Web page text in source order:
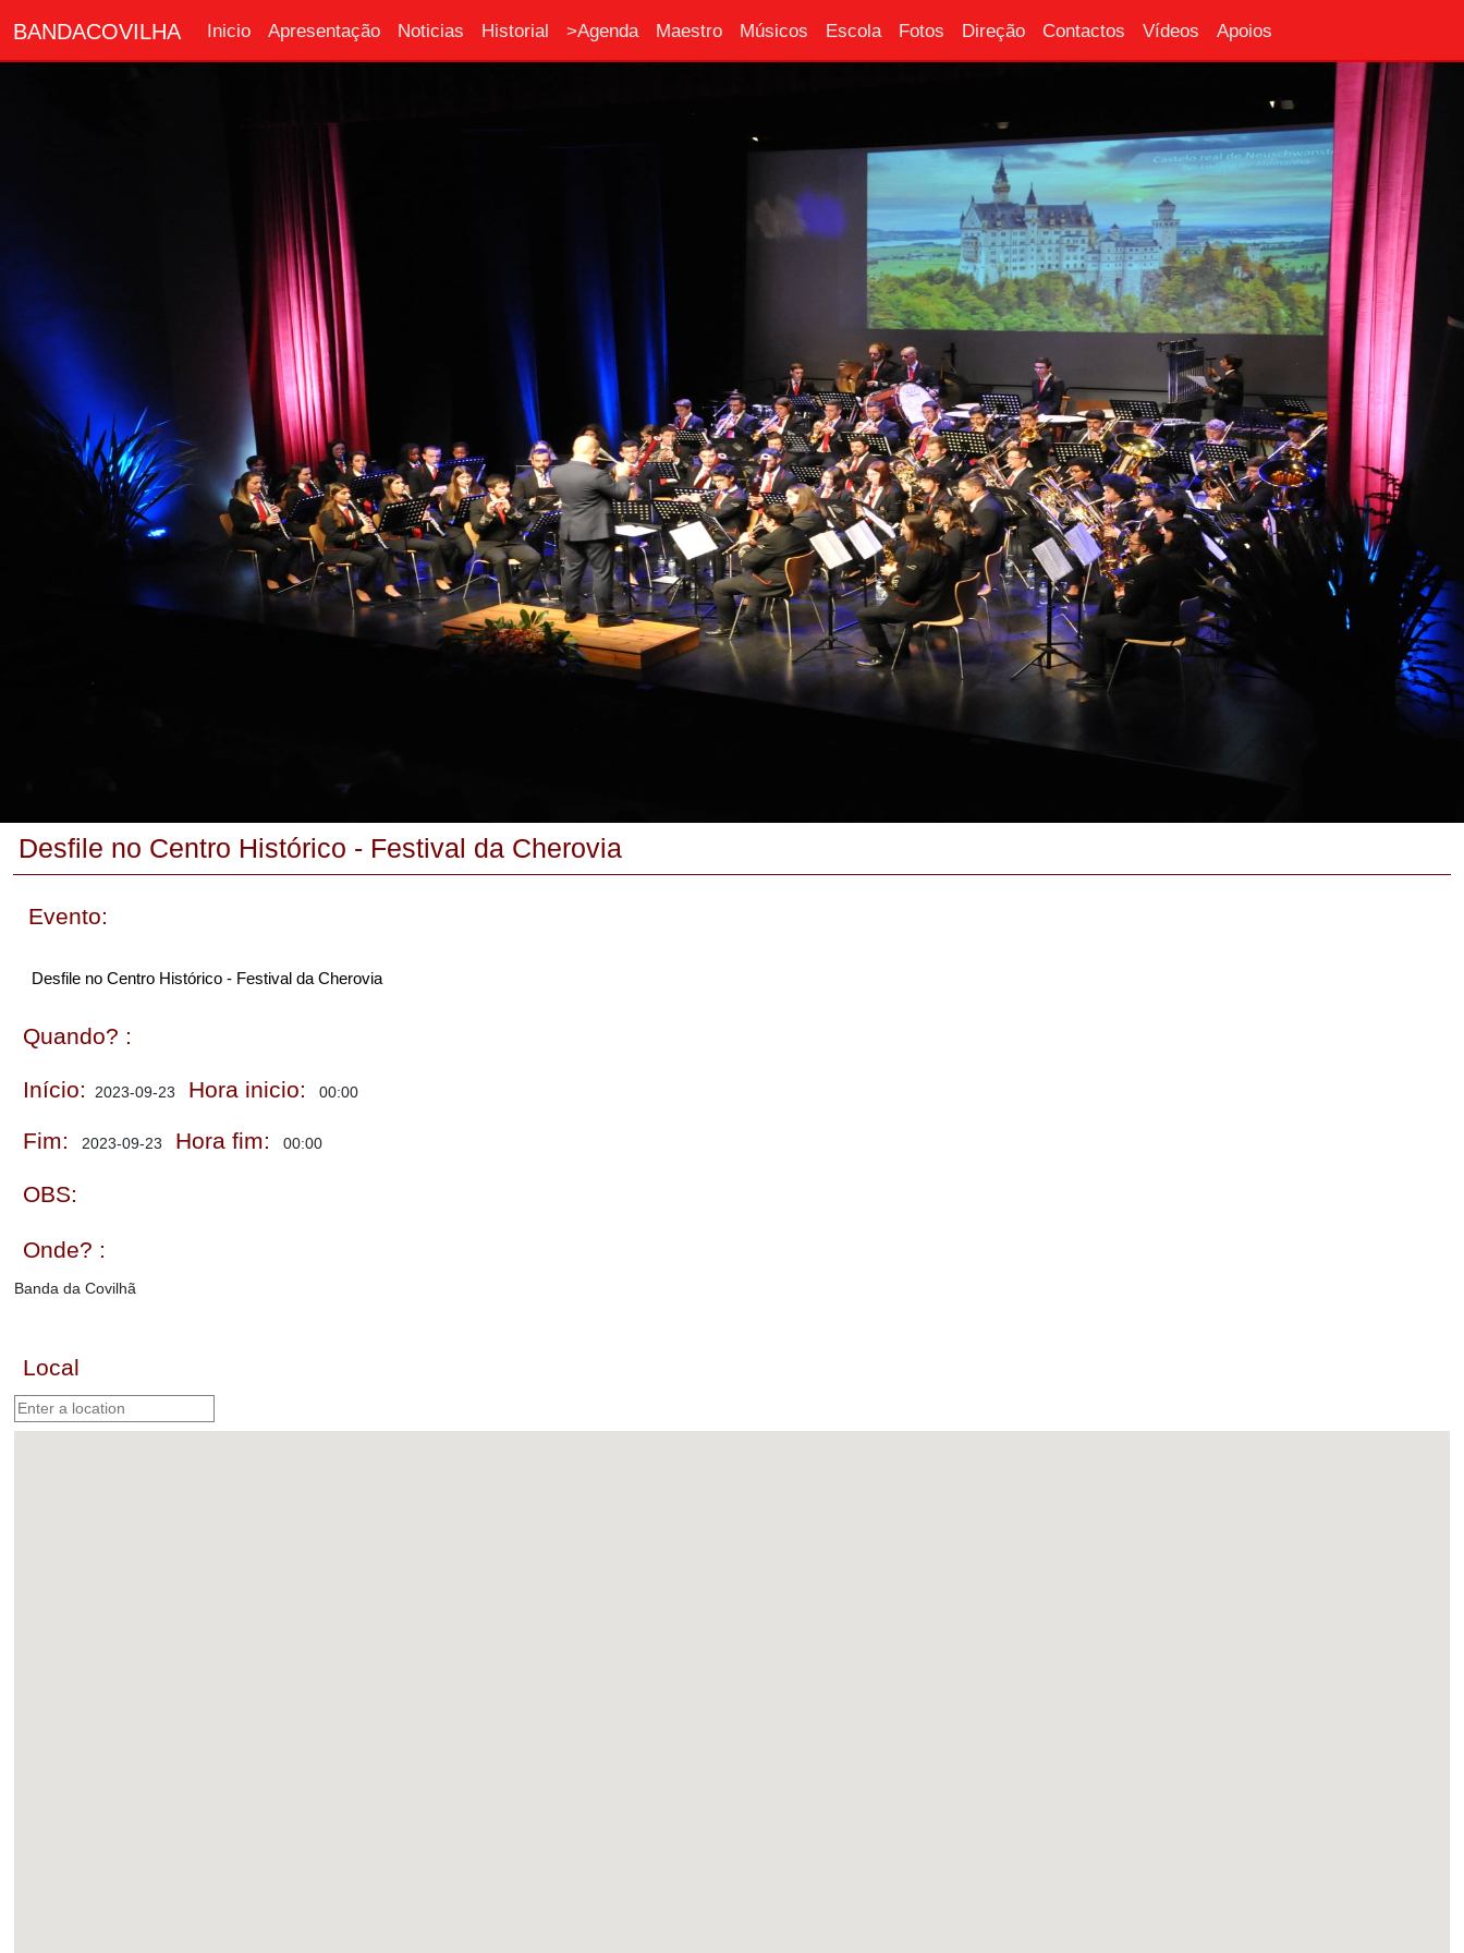
BANDACOVILHA Inicio Apresentação Noticias Historial >Agenda Maestro Músicos Escola Fotos Direção Contactos Vídeos Apoios
Desfile no Centro Histórico - Festival da Cherovia
Evento:
Desfile no Centro Histórico - Festival da Cherovia
Quando? :
Início: 2023-09-23 Hora inicio: 00:00
Fim: 2023-09-23 Hora fim: 00:00
OBS:
Onde? :
Banda da Covilhã
Local